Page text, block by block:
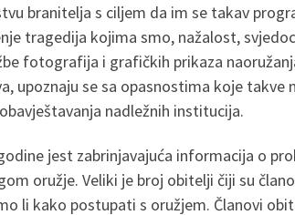
branitelja s ciljem da im se takav
tragedija kojima smo, nažalost,
fotografija i grafičkih prikaza
upoznaju se sa opasnostima koje takve
nadležnih institucija.
jest zabrinjavajuća informacija o
oružje. Veliki je broj obitelji čiji su
li kako postupati s oružjem. Članovi